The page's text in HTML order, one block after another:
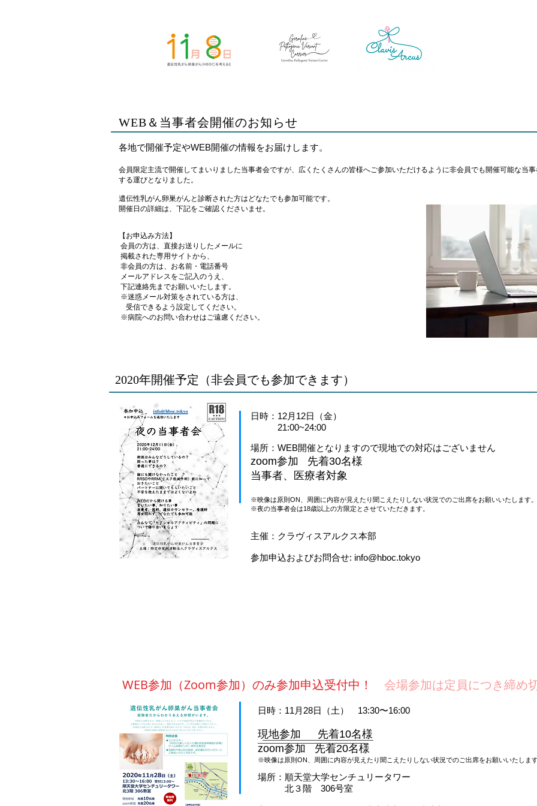
WEB＆当事者会開催のお知らせ
各地で開催予定やWEB開催の情報をお届けします。
会員限定主流で開催してまいりました当事者会ですが、広くたくさんの皆様へご参加いただけるように非会員でも開催可能な当
する運びとなりました。
遺伝性乳がん卵巣がんと診断された方はどなたでも参加可能です。
開催日の詳細は、下記をご確認くださいませ。
【お申込み方法】
会員の方は、直接お送りしたメールに
掲載された専用サイトから、
非会員の方は、お名前・電話番号
メールアドレスをご記入のうえ、
下記連絡先までお願いいたします。
※迷惑メール対策をされている方は、
受信できるよう設定してください。
※病院へのお問い合わせはご遠慮ください。
2020年開催予定（非会員でも参加できます）
日時：12月12日（金）
21:00~24:00
場所：WEB開催となりますので現地での対応はございません
zoom参加 先着30名様
当事者、医療者対象
※映像は原則ON、周囲に内容が見えたり聞こえたりしない状況でのご出席をお願いいたします。
※夜の当事者会は18歳以上の方限定とさせていただきます。
​主催：クラヴィスアルクス本部
参加申込およびお問合せ: info@hboc.tokyo
​WEB参加（Zoom参加）のみ参加申込受付中！ 会場参加は定員につき締め
日時：11月28日（土） 13:30〜16:00
現地参加 先着10名様
zoom参加 先着20名様
※映像は原則ON、周囲に内容が見えたり聞こえたりしない状況でのご出席をお願いいたしま
場所：順天堂大学センチュリータワー
北３階 306号室